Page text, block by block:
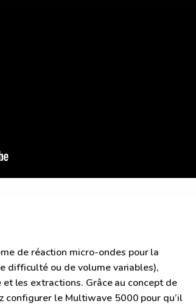
de réaction micro-ondes pour la
difficulté ou de volume variables),
les extractions. Grâce au concept de
configurer le Multiwave 5000 pour qu’il